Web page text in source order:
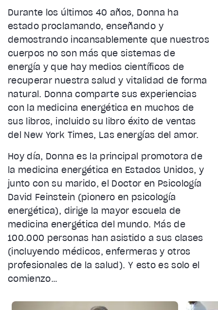
Durante los últimos 40 años, Donna ha
estado proclamando, enseñando y
demostrando incansablemente que nuestros
cuerpos no son más que sistemas de
energía y que hay medios científicos de
recuperar nuestra salud y vitalidad de forma
natural. Donna comparte sus experiencias
con la medicina energética en muchos de
sus libros, incluido su libro éxito de ventas
del New York Times, Las energías del amor.
Hoy día, Donna es la principal promotora de
la medicina energética en Estados Unidos, y
junto con su marido, el Doctor en Psicología
David Feinstein (pionero en psicología
energética), dirige la mayor escuela de
medicina energética del mundo. Más de
100.000 personas han asistido a sus clases
(incluyendo médicos, enfermeras y otros
profesionales de la salud). Y esto es solo el
comienzo…